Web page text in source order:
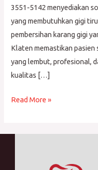
3551-5142 menyediakan
yang membutuhkan gigi
pembersihan karang gigi
Klaten memastikan pasien
yang lembut, profesional,
kualitas […]
Read More »